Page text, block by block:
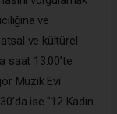
ve
ve kültürel
saat 13.00’te
Müzik Evi
ise "12 Kadın